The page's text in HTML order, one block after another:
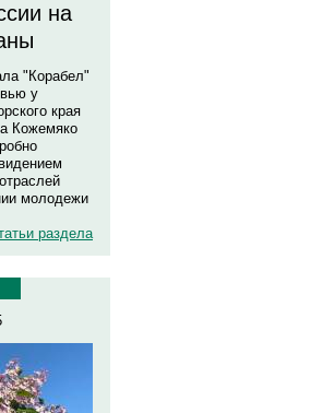
на
"Корабел"
у
края
Кожемяко
молодежи
раздела